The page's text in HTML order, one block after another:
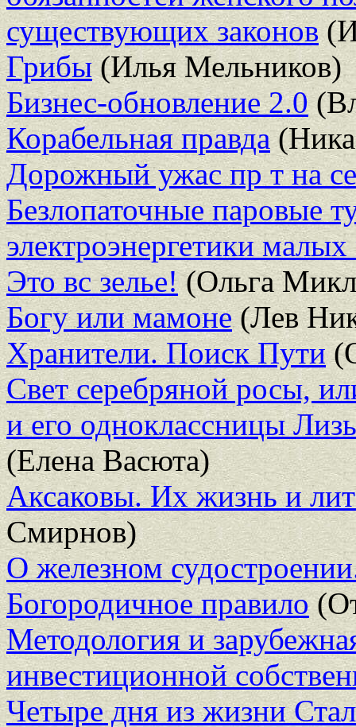
существующих законов
Грибы(Илья Мельников)
Бизнес-обновление 2.0
Корабельная правда(Ника
Дорожный ужас пр т на
Безлопаточные паровые
электроэнергетики
Это вс зелье!(Ольга
Богу или мамоне(Лев
Хранители. Поиск Пути
Свет серебряной росы,
и его одноклассницы
(Елена Васюта)
Аксаковы. Их жизнь и
Смирнов)
О железном
Богородичное правило
Методология и
инвестиционной
Четыре дня из жизни